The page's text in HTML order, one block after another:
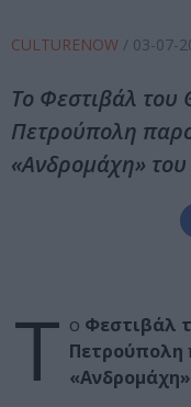
CULTURENOW / 03-07-
Το Φεστιβάλ του
Πετρούπολη
«Ανδρομάχη»
Τ ο Φεστιβάλ
Πετρούπολη
«Ανδρομάχη»